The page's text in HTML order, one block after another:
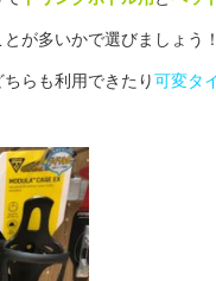
が多いかで選びましょう！
らも利用できたり可変タ